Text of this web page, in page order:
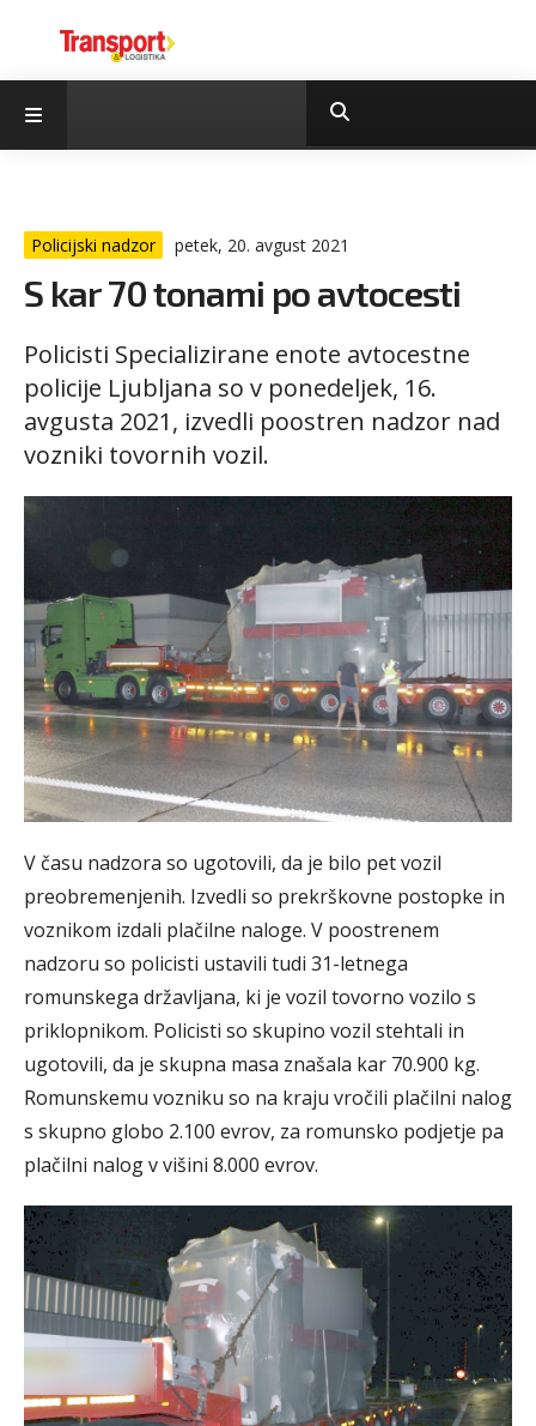
Policijski nadzor petek, 20. avgust 2021
S kar 70 tonami po avtocesti
Policisti Specializirane enote avtocestne
policije Ljubljana so v ponedeljek, 16.
avgusta 2021, izvedli poostren nadzor nad
vozniki tovornih vozil.
V času nadzora so ugotovili, da je bilo pet vozil
preobremenjenih. Izvedli so prekrškovne postopke in
voznikom izdali plačilne naloge. V poostrenem
nadzoru so policisti ustavili tudi 31-letnega
romunskega državljana, ki je vozil tovorno vozilo s
priklopnikom. Policisti so skupino vozil stehtali in
ugotovili, da je skupna masa znašala kar 70.900 kg.
Romunskemu vozniku so na kraju vročili plačilni nalog
s skupno globo 2.100 evrov, za romunsko podjetje pa
plačilni nalog v višini 8.000 evrov.